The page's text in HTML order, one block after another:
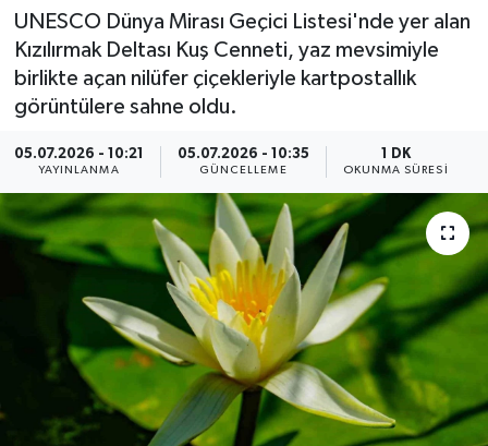
UNESCO Dünya Mirası Geçici Listesi'nde yer alan
Kızılırmak Deltası Kuş Cenneti, yaz mevsimiyle
birlikte açan nilüfer çiçekleriyle kartpostallık
görüntülere sahne oldu.
05.07.2026 - 10:21
YAYINLANMA
05.07.2026 - 10:35
GÜNCELLEME
1 DK
OKUNMA SÜRESI
Advertising news
Canlı Maç
ÇEVRE
Dış Haberler
Dünya
EĞİTİM
EKONOMİ
Son Dakika Haberleri
Haber Arşivi